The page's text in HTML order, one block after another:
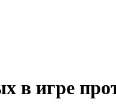
в игре